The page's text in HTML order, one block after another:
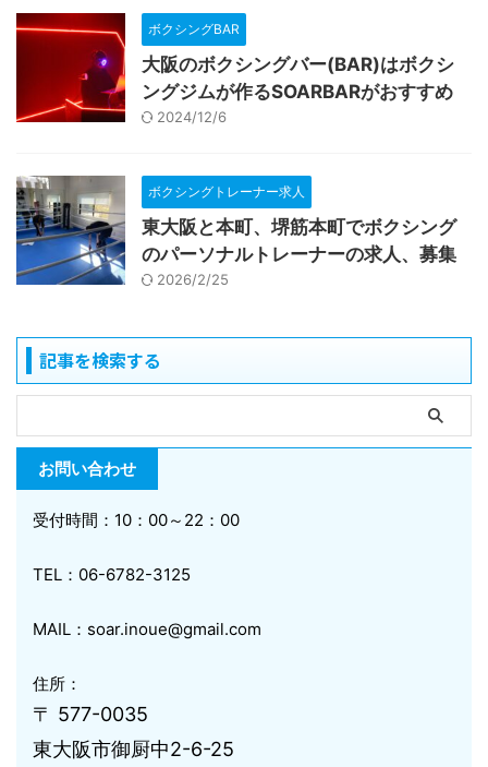
ボクシングBAR
大阪のボクシングバー(BAR)はボクシ
ングジムが作るSOARBARがおすすめ
2024/12/6
ボクシングトレーナー求人
東大阪と本町、堺筋本町でボクシング
のパーソナルトレーナーの求人、募集
2026/2/25
記事を検索する
お問い合わせ
受付時間：10：00～22：00
TEL：06-6782-3125
MAIL：soar.inoue@gmail.com
住所：
〒 577-0035
東大阪市御厨中2-6-25